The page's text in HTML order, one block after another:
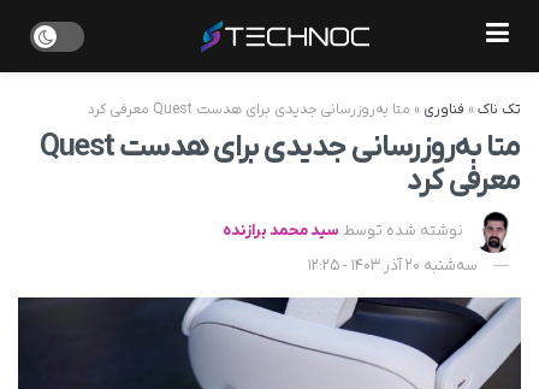
تک ناک» فناوری » متا به‌روزرسانی جدیدی برای هدست Quest معرفی کرد
متا به‌روزرسانی جدیدی برای هدست Quest
معرفی کرد
نوشته شده توسط سید محمد برازنده
سه‌شنبه 20 آذر 1403 - 12:25